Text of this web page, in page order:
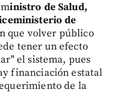
inistro de Salud,
de
que volver público
tener un efecto
el sistema, pues
financiación estatal
de la